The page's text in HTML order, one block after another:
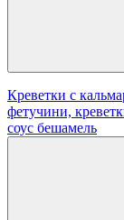
Креветки с
фетучини,
соус бешамель